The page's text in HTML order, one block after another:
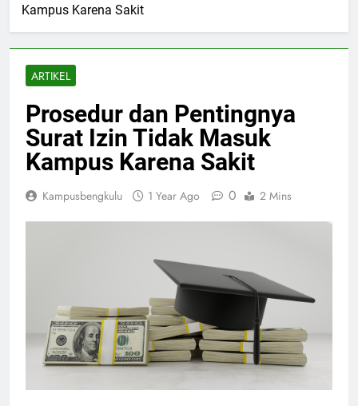
Kampus Karena Sakit
ARTIKEL
Prosedur dan Pentingnya
Surat Izin Tidak Masuk
Kampus Karena Sakit
Kampusbengkulu 1 Year Ago 0 2 Mins